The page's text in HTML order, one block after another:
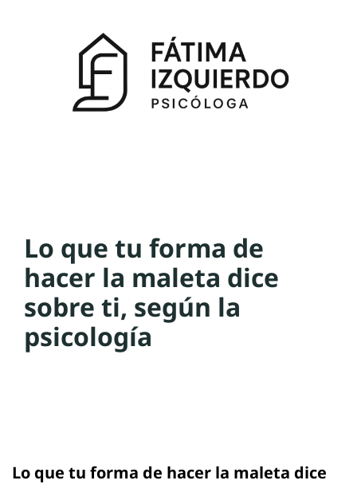
Lo que tu forma de
hacer la maleta dice
sobre ti, según la
psicología
Lo que tu forma de hacer la maleta dice